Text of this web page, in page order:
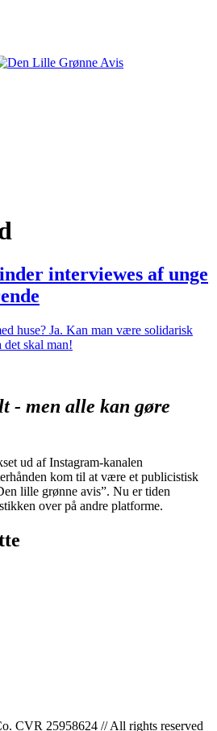
interviewes af unge
huse? Ja. Kan man være solidarisk
det skal man!
- men alle kan gøre
ud af Instagram-kanalen
kom til at være et publicistisk
lille grønne avis”. Nu er tiden
over på andre platforme.
CVR 25958624 // All rights reserved